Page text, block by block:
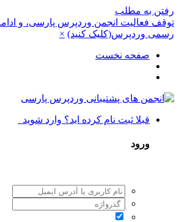
رفتن به مطلب
توقف فعالیت انجمن وردپرس پارسی، و
رسمی وردپرس(کلیک کنید) ×
صفحه نخست
قبلا ثبت نام کرده اید؟ وارد شوید
ورود